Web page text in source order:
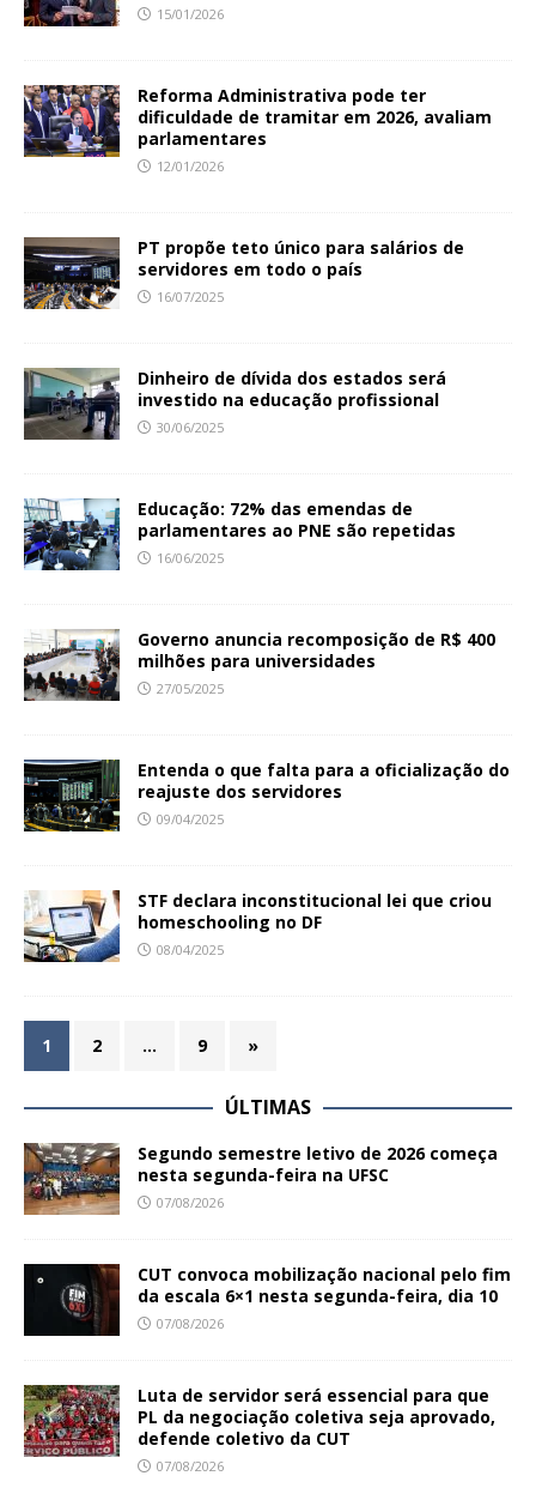
15/01/2026
Reforma Administrativa pode ter
dificuldade de tramitar em 2026, avaliam
parlamentares
12/01/2026
PT propõe teto único para salários de
servidores em todo o país
16/07/2025
Dinheiro de dívida dos estados será
investido na educação profissional
30/06/2025
Educação: 72% das emendas de
parlamentares ao PNE são repetidas
16/06/2025
Governo anuncia recomposição de R$ 400
milhões para universidades
27/05/2025
Entenda o que falta para a oficialização do
reajuste dos servidores
09/04/2025
STF declara inconstitucional lei que criou
homeschooling no DF
08/04/2025
1 2 … 9 »
ÚLTIMAS
Segundo semestre letivo de 2026 começa
nesta segunda-feira na UFSC
07/08/2026
CUT convoca mobilização nacional pelo fim
da escala 6×1 nesta segunda-feira, dia 10
07/08/2026
Luta de servidor será essencial para que
PL da negociação coletiva seja aprovado,
defende coletivo da CUT
07/08/2026